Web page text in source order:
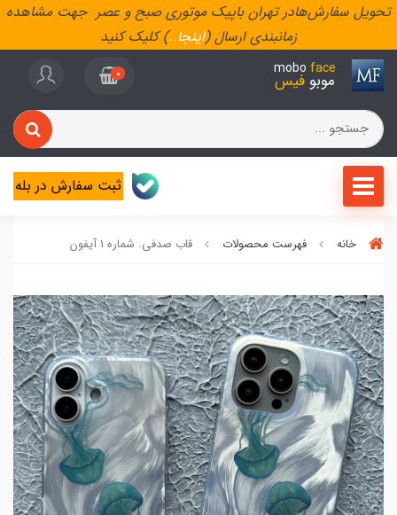
تحویل سفارش‌هادر تهران باپیک موتوری صبح و عصر جهت مشاهده
زمانبندی ارسال (اینجا..) کلیک کنید
mobo face
موبو فیس 0
ثبت سفارش در بله
خانه فهرست محصولات قاب صدفی. شماره 1 آیفون